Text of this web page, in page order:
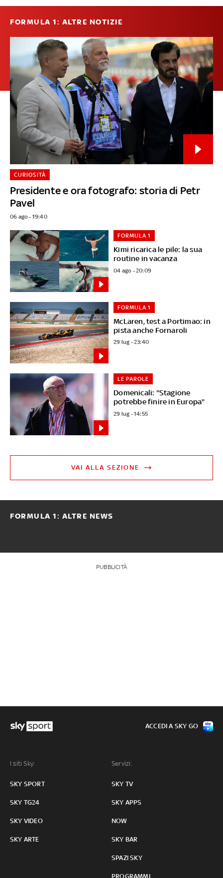
FORMULA 1: ALTRE NOTIZIE
Presidente e ora fotografo: storia di Petr
Pavel
CURIOSITÀ
06 ago - 19:40
Kimi ricarica le pile: la sua
routine in vacanza
FORMULA 1
04 ago - 20:09
McLaren, test a Portimao: in
pista anche Fornaroli
FORMULA 1
29 lug - 23:40
Domenicali: "Stagione
potrebbe finire in Europa"
LE PAROLE
29 lug - 14:55
VAI ALLA SEZIONE
FORMULA 1: ALTRE NEWS
PUBBLICITÀ
I siti Sky:
SKY SPORT
SKY TG24
SKY VIDEO
SKY ARTE
Servizi:
SKY TV
SKY APPS
NOW
SKY BAR
SPAZI SKY
PROGRAMMI
ACCEDI A SKY GO